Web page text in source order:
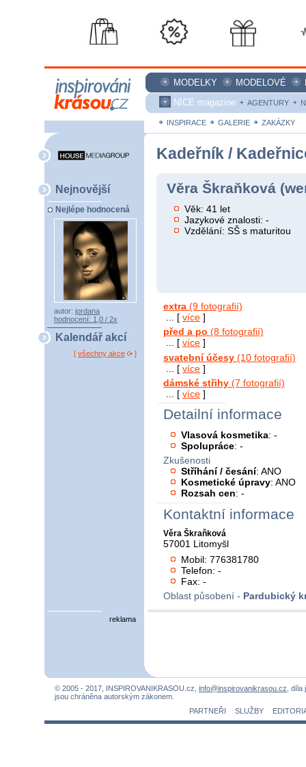
MODELKY MODELOVÉ
NICE magazine
AGENTURY
INSPIRACE GALERIE ZAKÁZKY
Nejnovější
Nejlépe hodnocená
autor: jordana
hodnocení: 1,0 / 2x
Kalendář akcí
[ všechny akce ]
Kadeřník /
Věra Škraňková
Věk: 41 let
Jazykové znalosti: -
Vzdělání: SŠ s maturitou
extra (9 fotografií)
... [ více ]
před a po (8 fotografií)
... [ více ]
svatební účesy (10 fotografií)
... [ více ]
dámské střihy (7 fotografií)
... [ více ]
Detailní informace
Vlasová kosmetika: -
Spolupráce: -
Zkušenosti
Stříhání / česání: ANO
Kosmetické úpravy: ANO
Rozsah cen: -
Kontaktní informace
Věra Škraňková
57001 Litomyšl
Mobil: 776381780
Telefon: -
Fax: -
Oblast působení - Pardubický
reklama
© 2005 - 2017, INSPIROVANIKRASOU.cz, info@inspirovanikrasou.cz ,
jsou chráněna autorským zákonem.
PARTNEŘI
SLUŽBY